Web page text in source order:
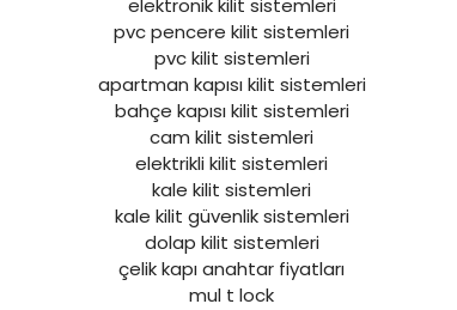
elektronik kilit sistemleri
pvc pencere kilit sistemleri
pvc kilit sistemleri
apartman kapısı kilit sistemleri
bahçe kapısı kilit sistemleri
cam kilit sistemleri
elektrikli kilit sistemleri
kale kilit sistemleri
kale kilit güvenlik sistemleri
dolap kilit sistemleri
çelik kapı anahtar fiyatları
mul t lock